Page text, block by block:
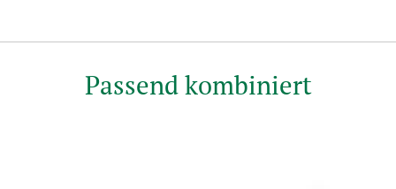
Passend kombiniert